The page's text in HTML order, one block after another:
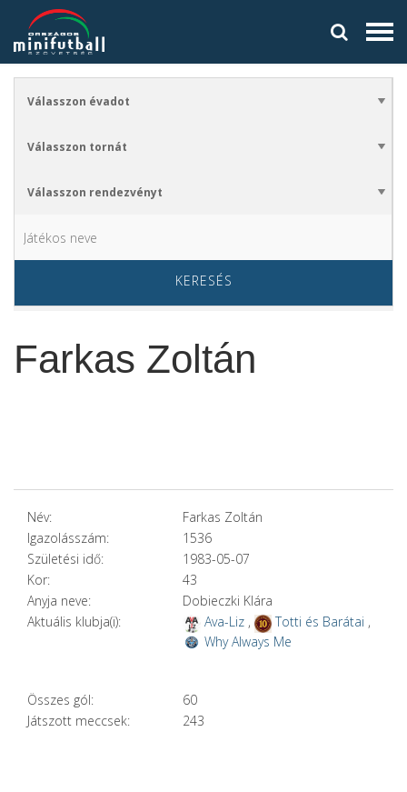
KERESÉS
Farkas Zoltán
Név:
Farkas Zoltán
Igazolásszám:
1536
Születési idő:
1983-05-07
Kor:
43
Anyja neve:
Dobieczki Klára
Aktuális klubja(i):
Ava-Liz, Totti és Barátai ,
Why Always Me
Összes gól:
60
Játszott meccsek:
243